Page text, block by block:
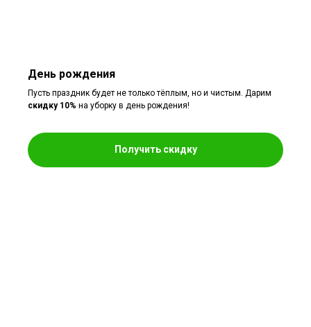
День рождения
Пусть праздник будет не только тёплым, но и чистым. Дарим
скидку 10% на уборку в день рождения!
Получить скидку